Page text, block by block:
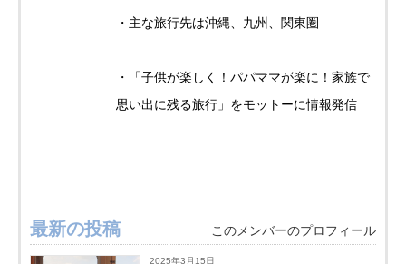
・主な旅行先は沖縄、九州、関東圏
・「子供が楽しく！パパママが楽に！家族で
思い出に残る旅行」をモットーに情報発信
最新の投稿 このメンバーのプロフィール
2025年3月15日